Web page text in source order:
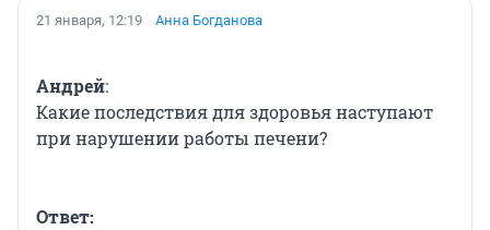
21 января, 12:19 Анна Богданова
Андрей:
Какие последствия для здоровья наступают
при нарушении работы печени?
Ответ: